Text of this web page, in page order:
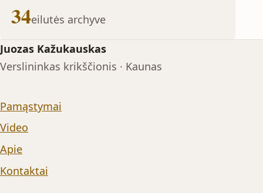
34eilutės archyve
Juozas Kažukauskas
Verslininkas krikščionis · Kaunas
Pamąstymai
Video
Apie
Kontaktai